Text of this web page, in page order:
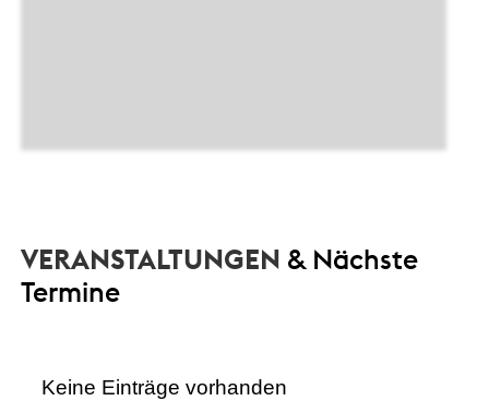
VERANSTALTUNGEN & Nächste
Termine
Keine Einträge vorhanden